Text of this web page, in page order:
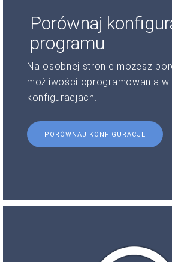
Porównaj
programu
Na osobnej stronie możesz
możliwości oprogramowania w
konfiguracjach.
PORÓWNAJ KONFIGURACJE